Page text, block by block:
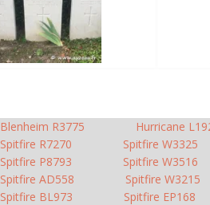
Blenheim R3775 Hurricane
Spitfire R7270
Spitfire W3325
Spitfire P8793
Spitfire W3516
Spitfire AD558
Spitfire W3215
Spitfire BL973
Spitfire EP168